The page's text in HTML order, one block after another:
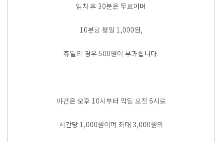
입차 후 30분은 무료이며
10분당 평일 1,000원,
휴일의 경우 500원이 부과됩니다.
야간은 오후 10시부터 익일 오전 6시로
시간당 1,000원이며 최대 3,000원의